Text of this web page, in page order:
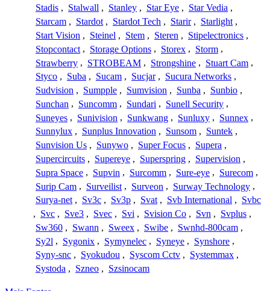
Stadis , Stalwall , Stanley , Star Eye , Star Vedia ,
Starcam , Stardot , Stardot Tech , Starir , Starlight ,
Start Vision , Steinel , Stem , Steren , Stipelectronics ,
Stopcontact , Storage Options , Storex , Storm ,
Strawberry , STROBEAM , Strongshine , Stuart Cam ,
Styco , Suba , Sucam , Sucjar , Sucura Networks ,
Sudvision , Sumpple , Sumvision , Sunba , Sunbio ,
Sunchan , Suncomm , Sundari , Sunell Security ,
Suneyes , Sunivision , Sunkwang , Sunluxy , Sunnex ,
Sunnylux , Sunplus Innovation , Sunsom , Suntek ,
Sunvision Us , Sunywo , Super Focus , Supera ,
Supercircuits , Supereye , Superspring , Supervision ,
Supra Space , Supvin , Surcomm , Sure-eye , Surecom ,
Surip Cam , Surveilist , Surveon , Surway Technology ,
Surya-net , Sv3c , Sv3p , Svat , Svb International , Svbc
, Svc , Sve3 , Svec , Svi , Svision Co , Svn , Svplus ,
Sw360 , Swann , Sweex , Swibe , Swnhd-800cam ,
Sy2l , Sygonix , Symynelec , Syneye , Synshore ,
Syny-snc , Syokudou , Syscom Cctv , Systemmax ,
Systoda , Szneo , Szsinocam